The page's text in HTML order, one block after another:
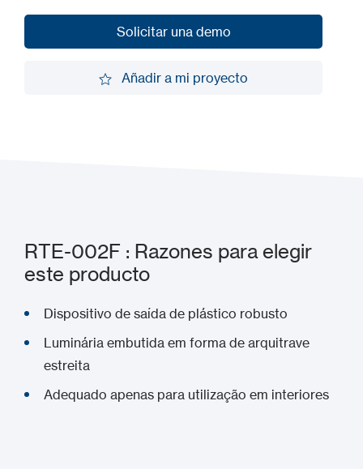
Solicitar una demo
Añadir a mi proyecto
RTE-002F : Razones para elegir
este producto
Dispositivo de saída de plástico robusto
Luminária embutida em forma de arquitrave
estreita
Adequado apenas para utilização em interiores